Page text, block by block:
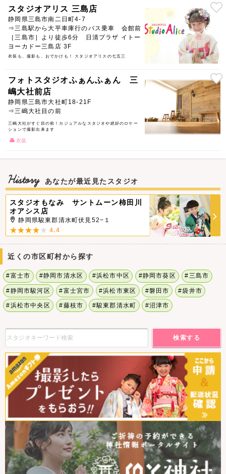
6,600円（税込）になります。
七五三の撮影の流れ
Step1.衣装選び
豊富な衣装の中からお好きな衣装をお選びいただきます。迷ったときは
でご安心下さい。
Step2.着付け＆ヘアセット
お着替えもスタッフにお任せ下さい。衣装に合ったヘアセットは、和
装・洋装どちらもご対応可能です。
Step3.楽しく撮影♪
熟練のカメラマンと一緒に楽しく撮影をしていきます。モデル撮影と同
撮影したお写真を選びます。大きなモニターに表示されるので、しっか
りと確認してお選びいただけます。
よくあるご質問
Q．どんな衣装があるの？
OK！
Q．両親・兄弟揃って衣装を着たいです！
A．ご両親用の和装、ご兄弟用の衣装（0歳～12歳）のご用意がありま
す。主役以外の方の衣装はご予約制となっております。
Q．写真はいつ撮るの？
が大変！撮影は別日にする事でお子様の負担が軽くなります。お詣り後
に撮影する『後撮り』など、お子様の成長や都合に応じてお決めいただ
けます。
Q．衣装の持ち込みはできますか？
A．可能です。お着物をお持ち込みの方は、撮影日の1週間前～3日前に
お持ち下さい。
Q．急に来店しても大丈夫？
A．完全予約制となっておりますので、事前のご予約をお願いしており
ます。ご予約なしでご来店されますと、ご案内できない場合がございま
すのでご了承下さい。
スタジオアリス 三島店
静岡県三島市南二日町4-7
⇒三島駅から大平車庫行のバス乗車 会館前
［三島市］より徒歩6分 日清プラザ イトー
ヨーカドー三島店 3F
衣装も、撮影も、おでかけも！ スタジオアリスの七五三
フォトスタジオふぁんふぁん 三
嶋大社前店
静岡県三島市大社町18-21F
⇒三嶋大社目の前
三嶋大社がすぐ目の前！カジュアルなスタジオや絶好のロケー
ションで撮影出来ます
衣装
History あなたが最近見たスタジオ
スタジオもなみ サントムーン柿田川
オアシス店
静岡県駿東郡清水町伏見52−１
4.4
近くの市区町村から探す
#富士市 #静岡市清水区 #浜松市中区 #静岡市葵区 #三島市
#静岡市駿河区 #富士宮市 #浜松市東区 #磐田市 #袋井市
#浜松市中央区 #藤枝市 #駿東郡清水町 #沼津市
検索する